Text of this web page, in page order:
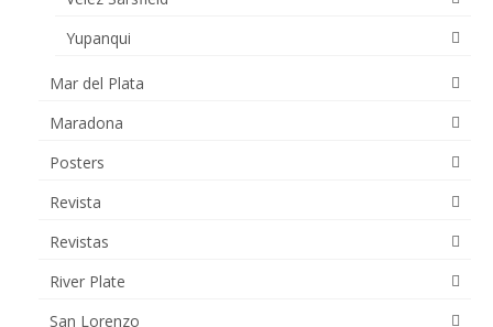
Yupanqui
Mar del Plata
Maradona
Posters
Revista
Revistas
River Plate
San Lorenzo